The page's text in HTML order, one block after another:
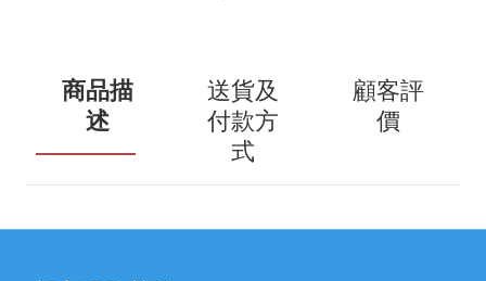
商品描
述
送貨及
付款方
式
顧客評
價